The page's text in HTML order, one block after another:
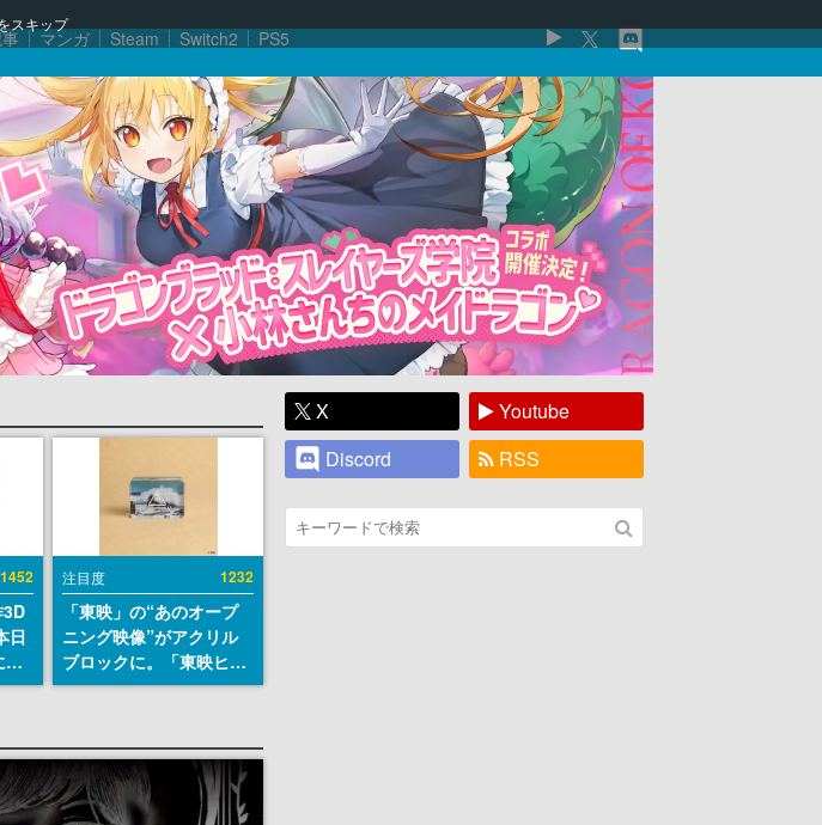
スキップ
マンガ Steam Switch2 PS5
1452
3D
日
て
情
注目度 1232
「東映」の“あのオープ
ニング映像”がアクリル
ブロックに。「東映ヒス
トリカル グッズコレクシ
X
Youtube
Discord
RSS